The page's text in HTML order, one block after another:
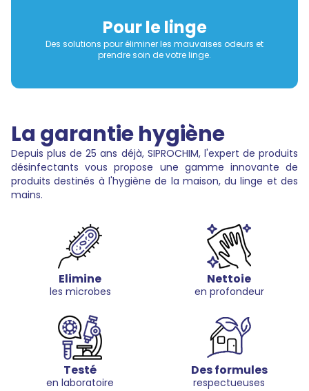
Pour le linge
Des solutions pour éliminer les mauvaises odeurs et
prendre soin de votre linge.
La garantie hygiène
Depuis plus de 25 ans déjà, SIPROCHIM, l'expert de produits
désinfectants vous propose une gamme innovante de
produits destinés à l'hygiène de la maison, du linge et des
mains.
Elimine
les microbes
Nettoie
en profondeur
Testé
en laboratoire
Des formules
respectueuses